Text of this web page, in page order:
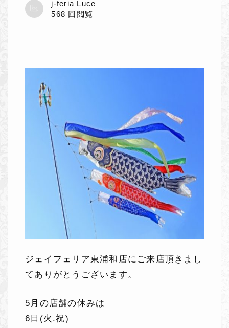
j-feria Luce
568 回閲覧
ジェイフェリア東浦和店にご来店頂きまし
てありがとうございます。
5月の店舗の休みは
6日(火.祝)